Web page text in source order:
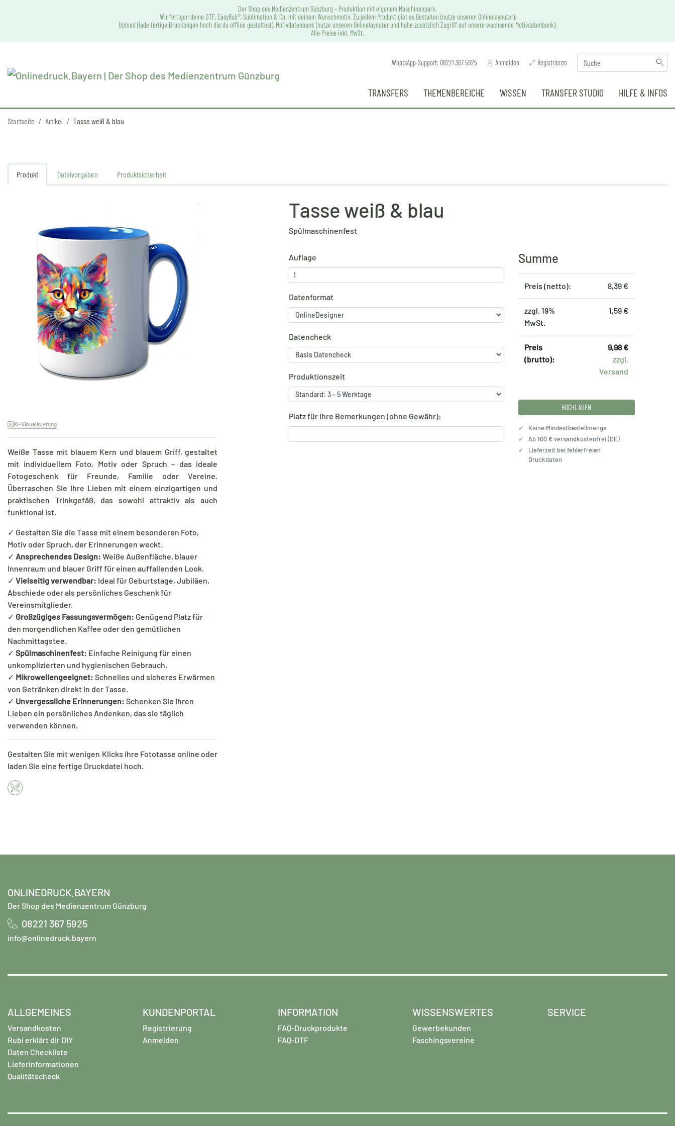
Der Shop des Medienzentrum Günzburg – Produktion mit eigenem Maschinenpark.
Wir fertigen deine DTF, EasyRub®, Sublimation & Co. mit deinem Wunschmotiv. Zu jedem Produkt gibt es Gestalten (nutze unseren Onlinelayouter),
Upload (lade fertige Druckbögen hoch die du offline gestaltest), Motivdatenbank (nutze unseren Onlinelayouter und habe zusätzlich Zugriff auf unsere wachsende Motivdatenbank).
Alle Preise inkl. MwSt.
WhatsApp-Support: 08221 367 5925 Anmelden Registrieren
TRANSFERS THEMENBEREICHE WISSEN TRANSFER STUDIO HILFE & INFOS
Startseite Artikel Tasse weiß & blau
Produkt Dateivorgaben Produktsicherheit
KI-Visualisierung
Weiße Tasse mit blauem Kern und blauem Griff, gestaltet
mit individuellem Foto, Motiv oder Spruch – das ideale
Fotogeschenk für Freunde, Familie oder Vereine.
Überraschen Sie Ihre Lieben mit einem einzigartigen und
praktischen Trinkgefäß, das sowohl attraktiv als auch
funktional ist.
✓ Gestalten Sie die Tasse mit einem besonderen Foto,
Motiv oder Spruch, der Erinnerungen weckt.
✓ Ansprechendes Design: Weiße Außenfläche, blauer
Innenraum und blauer Griff für einen auffallenden Look.
✓ Vielseitig verwendbar: Ideal für Geburtstage, Jubiläen,
Abschiede oder als persönliches Geschenk für
Vereinsmitglieder.
✓ Großzügiges Fassungsvermögen: Genügend Platz für
den morgendlichen Kaffee oder den gemütlichen
Nachmittagstee.
✓ Spülmaschinenfest: Einfache Reinigung für einen
unkomplizierten und hygienischen Gebrauch.
✓ Mikrowellengeeignet: Schnelles und sicheres Erwärmen
von Getränken direkt in der Tasse.
✓ Unvergessliche Erinnerungen: Schenken Sie Ihren
Lieben ein persönliches Andenken, das sie täglich
verwenden können.
Gestalten Sie mit wenigen Klicks ihre Fototasse online oder
laden Sie eine fertige Druckdatei hoch.
Tasse weiß & blau
Spülmaschinenfest
Auflage
Datenformat
Datencheck
Produktionszeit
Platz für Ihre Bemerkungen (ohne Gewähr):
Summe
Preis (netto): 8,39 €
zzgl. 19%
MwSt.
1,59 €
Preis
(brutto):
9,98 €
zzgl.
Versand
HOCHLADEN
✓
Keine Mindestbestellmenge
✓
Ab 100 € versandkostenfrei (DE)
✓
Lieferzeit bei fehlerfreien
Druckdaten
ONLINEDRUCK.BAYERN
Der Shop des Medienzentrum Günzburg
08221 367 5925
info@onlinedruck.bayern
ALLGEMEINES
Versandkosten
Rubi erklärt dir DIY
Daten Checkliste
Lieferinformationen
Qualitätscheck
KUNDENPORTAL
Registrierung
Anmelden
INFORMATION
FAQ-Druckprodukte
FAQ-DTF
WISSENSWERTES
Gewerbekunden
Faschingsvereine
SERVICE